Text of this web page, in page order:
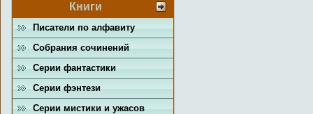
Книги
Писатели по алфавиту
Собрания сочинений
Серии фантастики
Серии фэнтези
Серии мистики и ужасов